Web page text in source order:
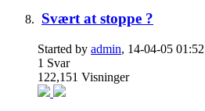
Svært at stoppe ?
Started by admin, 14-04-05 01:52
1 Svar
122,151 Visninger